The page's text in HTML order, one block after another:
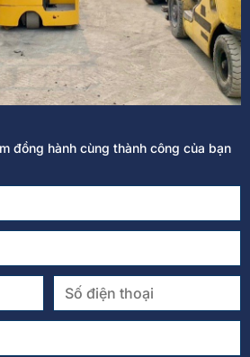
đồng hành cùng thành công của bạn